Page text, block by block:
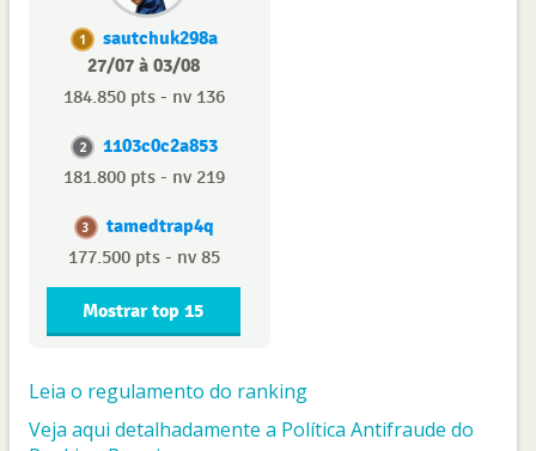
1
sautchuk298a
27/07 à 03/08
184.850 pts - nv 136
2 1103c0c2a853
181.800 pts - nv 219
3 tamedtrap4q
177.500 pts - nv 85
Mostrar top 15
Leia o regulamento do ranking
Veja aqui detalhadamente a Política Antifraude do